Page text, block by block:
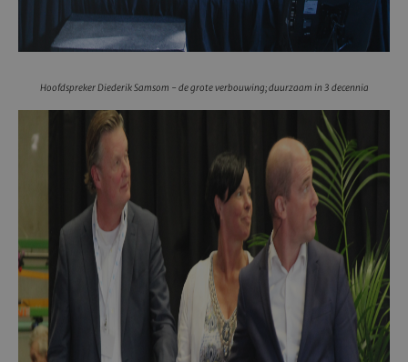
Hoofdspreker Diederik Samsom - de grote verbouwing; duurzaam in 3 decennia